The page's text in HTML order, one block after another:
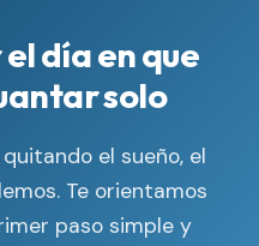
día en que
solo
el sueño, el
Te orientamos
paso simple y